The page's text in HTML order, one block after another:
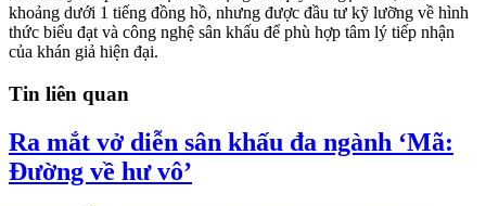
khoảng dưới 1 tiếng đồng hồ, nhưng được đầu tư kỹ lưỡng về hình
thức biểu đạt và công nghệ sân khấu để phù hợp tâm lý tiếp nhận
của khán giả hiện đại.
Tin liên quan
Ra mắt vở diễn sân khấu đa ngành ‘Mã:
Đường về hư vô’